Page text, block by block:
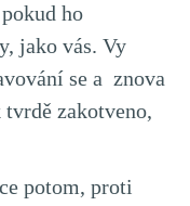
ho
jako vás. Vy
se a znova
zakotveno,
potom, proti